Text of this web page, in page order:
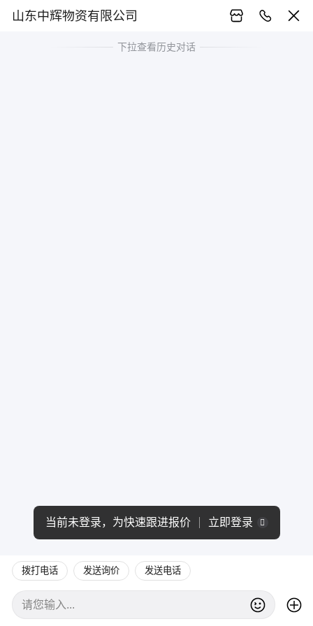
山东中辉物资有限公司
下拉查看历史对话
拨打电话 发送询价 发送电话
当前未登录，为快速跟进报价 立即登录